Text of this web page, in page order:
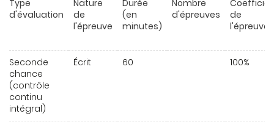
Type
d'évaluation
Nature
de
l'épreuve
Durée
(en
minutes)
Nombre
d'épreuves
de
l'épreuve
Seconde
chance
(contrôle
continu
intégral)
Écrit 60 100%